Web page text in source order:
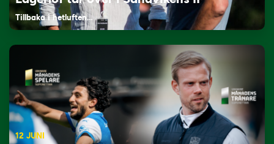
Tillbaka i hetluften…
12 JUNI